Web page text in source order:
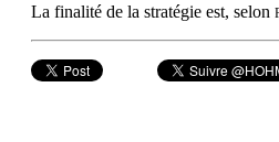
La finalité de la stratégie est, selon